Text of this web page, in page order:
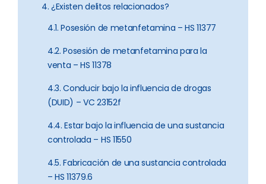
4. ¿Existen delitos relacionados?
4.1. Posesión de metanfetamina – HS 11377
4.2. Posesión de metanfetamina para la
venta – HS 11378
4.3. Conducir bajo la influencia de drogas
(DUID) – VC 23152f
4.4. Estar bajo la influencia de una sustancia
controlada – HS 11550
4.5. Fabricación de una sustancia controlada
– HS 11379.6